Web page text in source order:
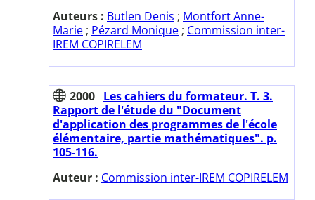
Auteurs : Butlen Denis ; Montfort Anne-
Marie ; Pézard Monique ; Commission inter-
IREM COPIRELEM
2000 Les cahiers du formateur. T. 3.
Rapport de l'étude du "Document
d'application des programmes de l'école
élémentaire, partie mathématiques". p.
105-116.
Auteur : Commission inter-IREM COPIRELEM